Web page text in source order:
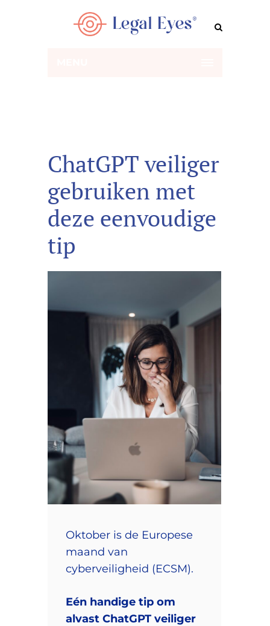
ChatGPT veiliger
gebruiken met
deze eenvoudige
tip
Oktober is de Europese
maand van
cyberveiligheid (ECSM).
Eén handige tip om
alvast ChatGPT veiliger